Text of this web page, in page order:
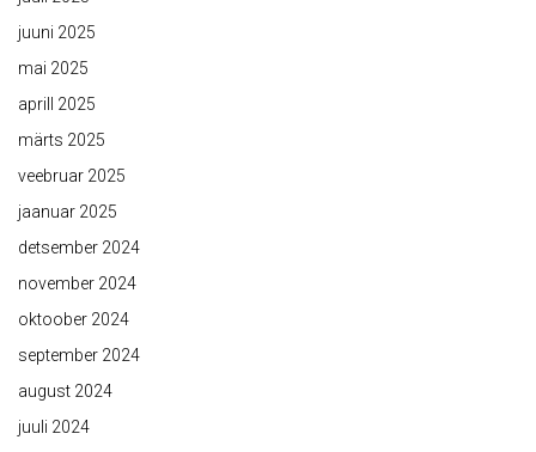
juuni 2025
mai 2025
aprill 2025
märts 2025
veebruar 2025
jaanuar 2025
detsember 2024
november 2024
oktoober 2024
september 2024
august 2024
juuli 2024